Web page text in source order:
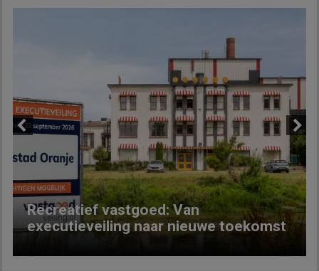
Recreatief vastgoed: Van
executieveiling naar nieuwe toekomst
Next